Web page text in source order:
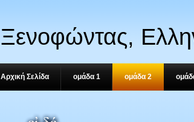
Ξενοφώντας,
2.3.11-16
Αρχική Σελίδα ομάδα 1 ομάδα 2